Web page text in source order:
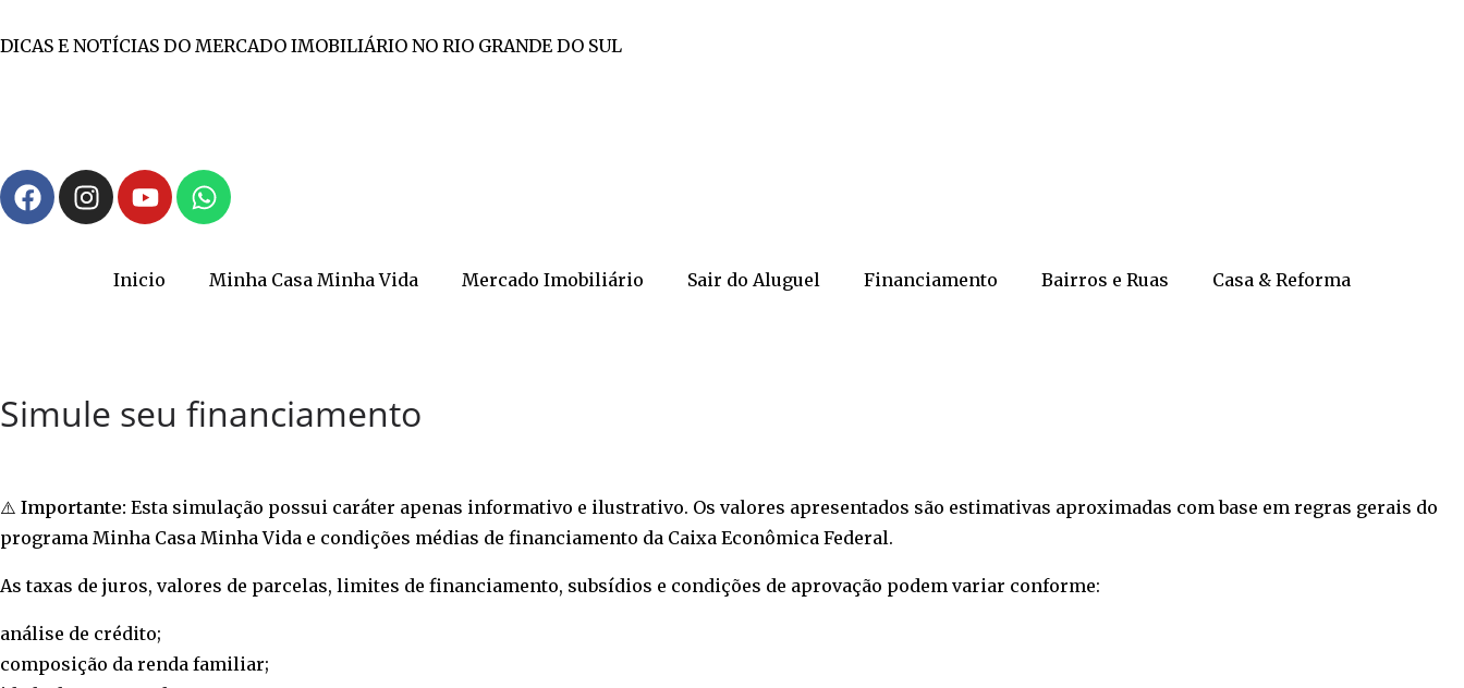
DICAS E NOTÍCIAS DO MERCADO IMOBILIÁRIO NO RIO GRANDE DO SUL
Inicio Minha Casa Minha Vida Mercado Imobiliário Sair do Aluguel Financiamento Bairros e Ruas Casa & Reforma
Simule seu financiamento
⚠️ Importante: Esta simulação possui caráter apenas informativo e ilustrativo. Os valores apresentados são estimativas aproximadas com base em regras gerais do
programa Minha Casa Minha Vida e condições médias de financiamento da Caixa Econômica Federal.
As taxas de juros, valores de parcelas, limites de financiamento, subsídios e condições de aprovação podem variar conforme:
análise de crédito;
composição da renda familiar;